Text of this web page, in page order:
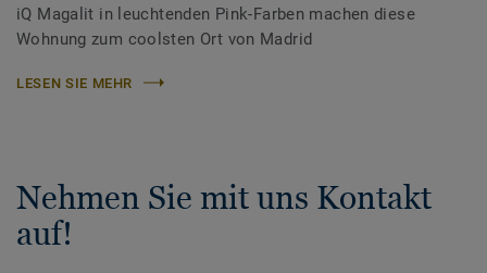
iQ Magalit in leuchtenden Pink-Farben machen diese
Wohnung zum coolsten Ort von Madrid
LESEN SIE MEHR
Nehmen Sie mit uns Kontakt
auf!